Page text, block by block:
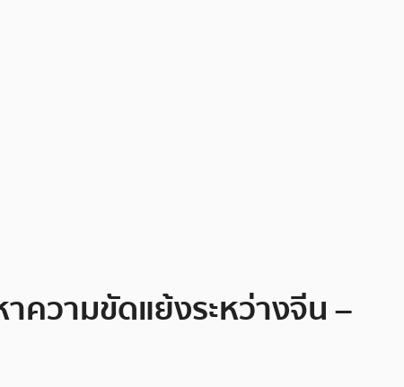
ความขัดแย้งระหว่างจีน –